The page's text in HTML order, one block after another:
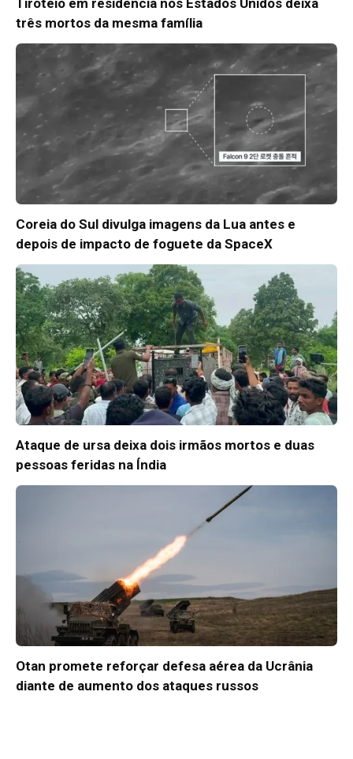
Tiroteio em residência nos Estados Unidos deixa
três mortos da mesma família
Coreia do Sul divulga imagens da Lua antes e
depois de impacto de foguete da SpaceX
Ataque de ursa deixa dois irmãos mortos e duas
pessoas feridas na Índia
Otan promete reforçar defesa aérea da Ucrânia
diante de aumento dos ataques russos